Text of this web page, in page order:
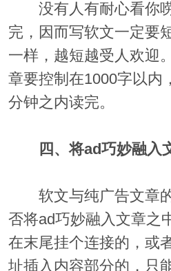
没有人有耐心看你唠
完，因而写软文一定要
一样，越短越受人欢迎
章要控制在1000字以内
分钟之内读完。
四、将ad巧妙融入
软文与纯广告文章的
否将ad巧妙融入文章之
在末尾挂个连接的，或
址插入内容部分的，只